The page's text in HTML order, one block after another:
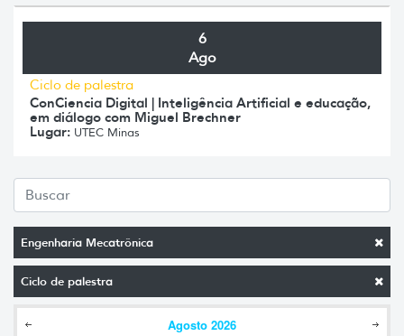
Engenharia Mecatrônica
Ciclo de palestra
Agosto 2026
6
Ago
Ciclo de palestra
ConCiencia Digital | Inteligência Artificial e educação,
em diálogo com Miguel Brechner
Lugar: UTEC Minas